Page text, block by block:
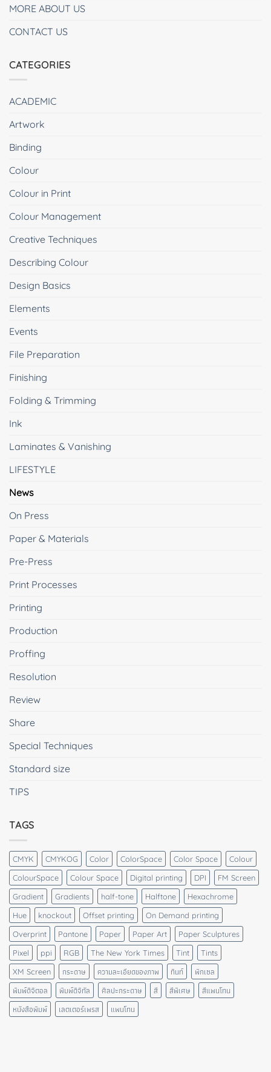
MORE ABOUT US
CONTACT US
CATEGORIES
ACADEMIC
Artwork
Binding
Colour
Colour in Print
Colour Management
Creative Techniques
Describing Colour
Design Basics
Elements
Events
File Preparation
Finishing
Folding & Trimming
Ink
Laminates & Vanishing
LIFESTYLE
News
On Press
Paper & Materials
Pre-Press
Print Processes
Printing
Production
Proffing
Resolution
Review
Share
Special Techniques
Standard size
TIPS
TAGS
CMYK CMYKOG Color ColorSpace Color Space
Colour
ColourSpace
Colour Space Digital printing DPI
FM Screen
Gradient
Gradients half-tone Halftone
Hexachrome
Hue
knockout Offset printing
On Demand printing
Overprint
Pantone Paper Paper Art
Paper Sculptures
Pixel
ppi RGB The New York Times Tint
Tints
XM Screen
กระดาษ ความละเอียดของภาพ ทินท์
พิกเซล
พิมพ์ดิจิตอล
พิมพ์ดิจิทัล ศิลปะกระดาษ สี สีพิเศษ
สีแพนโทน
หนังสือพิมพ์
เลตเตอร์เพรส แพนโทน